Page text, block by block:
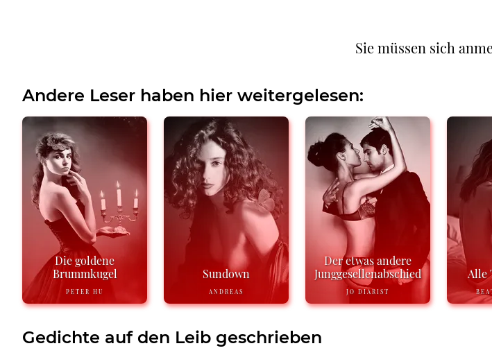
Sie müssen sich
Andere Leser haben hier weitergelesen:
Die goldene
Brummkugel
PETER HU
Sundown
ANDREAS
Der etwas andere
Junggesellenabschied
JO DIARIST
Alle
Gedichte auf den Leib geschrieben